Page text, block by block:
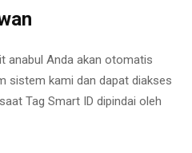
anabul Anda akan otomatis
sistem kami dan dapat diakses
Tag Smart ID dipindai oleh